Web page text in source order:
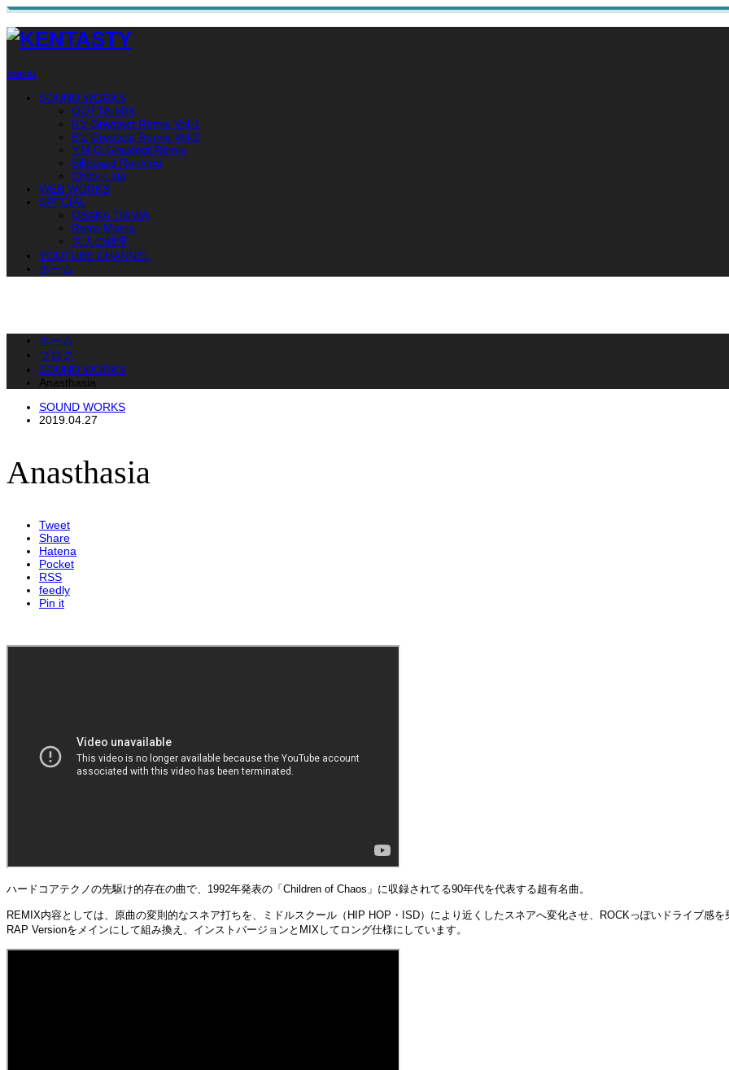
menu
SOUND WORKS
GOTTA-MIX
B’z Greatest Remix Vol-1
B’z Greatest Remix Vol-2
Y.M.O Greatest Remix
Billboard Ranking
Chick-Laja
WEB WORKS
SPECIAL
OSAKA TRIVIA
Retro Mania
大人の雑学
YOUTUBE CHANNEL
ホーム
ホーム
ブログ
SOUND WORKS
Anasthasia
SOUND WORKS
2019.04.27
Anasthasia
Tweet
Share
Hatena
Pocket
RSS
feedly
Pin it
ハードコアテクノの先駆け的存在の曲で、1992年発表の「Children of Chaos」に収録されてる90年代を代表する超有名曲。
REMIX内容としては、原曲の変則的なスネア打ちを、ミドルスクール（HIP HOP・ISD）により近くしたスネアへ変化させ、ROCKっぽいドライブ感を
RAP Versionをメインにして組み換え、インストバージョンとMIXしてロング仕様にしています。